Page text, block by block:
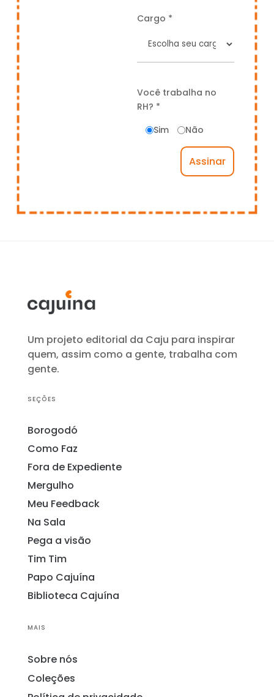
Cargo *
Você trabalha no
RH? *
Sim
Não
Um projeto editorial da Caju para inspirar
quem, assim como a gente, trabalha com
gente.
SEÇÕES
Borogodó
Como Faz
Fora de Expediente
Mergulho
Meu Feedback
Na Sala
Pega a visão
Tim Tim
Papo Cajuína
Biblioteca Cajuína
MAIS
Sobre nós
Coleções